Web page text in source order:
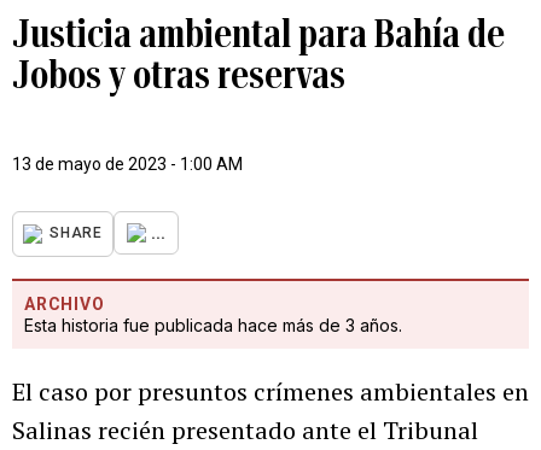
Justicia ambiental para Bahía de
Jobos y otras reservas
13 de mayo de 2023 - 1:00 AM
SHARE ...
ARCHIVO
Esta historia fue publicada hace más de 3 años.
El caso por presuntos crímenes ambientales en
Salinas recién presentado ante el Tribunal